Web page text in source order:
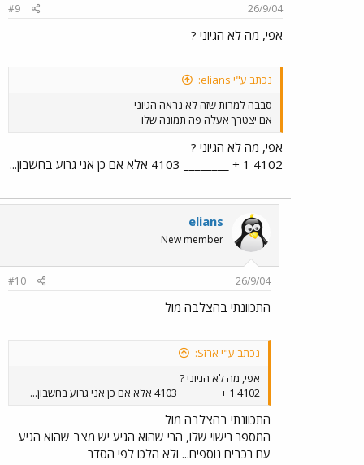
26/9/04
#9
אפי, מה לא הגיוני ?
נכתב ע"י elians:
סבבה למרות שזה לא נראה הגיוני
אם יצטרך אעלה פה תמונה שלו
אפי, מה לא הגיוני ?
4102 1 + ________ 4103 אלא אם כן אני גרוע בחשבון...
elians
New member
26/9/04
#10
התכוונתי בהצלבה מול
נכתב ע"י ארזS:
אפי, מה לא הגיוני ?
4102 1 + ________ 4103 אלא אם כן אני גרוע בחשבון...
התכוונתי בהצלבה מול
המספר רישוי שלו, הרי שהוא הגיע יש מצב שהוא הגיע
עם רכבים נוספים... ולא הלכו לפי הסדר